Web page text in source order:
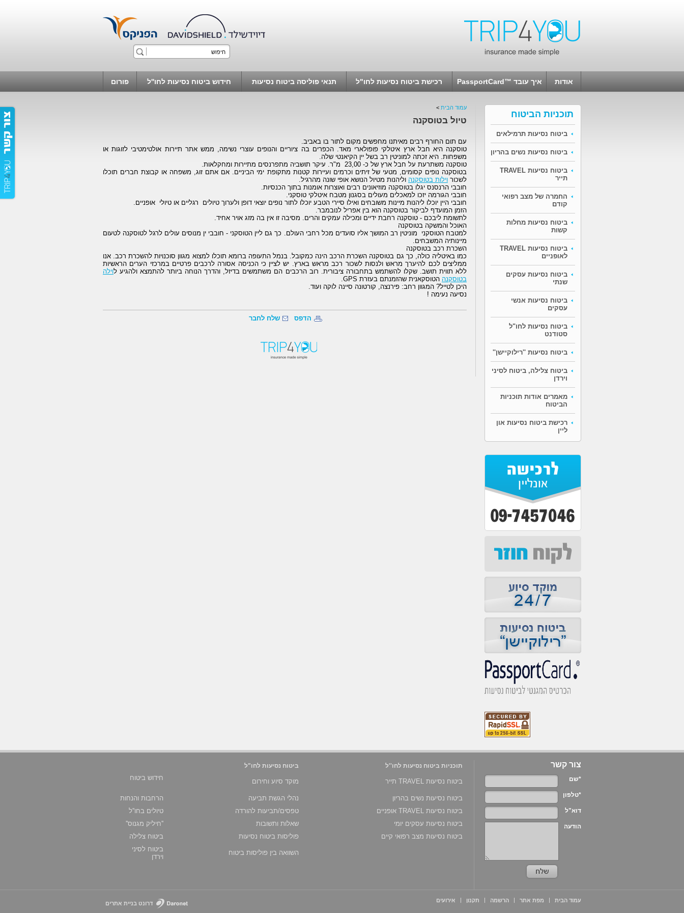
אודות איך עובד ™PassportCard רכישת ביטוח נסיעות לחו"ל תנאי פוליסה ביטוח נסיעות חידוש ביטוח נסיעות לחו''ל פורום
תוכניות הביטוח
ביטוח נסיעות תרמילאים
ביטוח נסיעות נשים בהריון
ביטוח נסיעות TRAVEL
תייר
החמרה של מצב רפואי
קודם
ביטוח נסיעות מחלות
קשות
ביטוח נסיעות TRAVEL
לאופניים
ביטוח נסיעות עסקים
שנתי
ביטוח נסיעות אנשי
עסקים
ביטוח נסיעות לחו"ל
סטודנט
ביטוח נסיעות ''רילוקיישן''
ביטוח צלילה, ביטוח לסיני
וירדן
מאמרים אודות תוכניות
הביטוח
רכישת ביטוח נסיעות און
ליין
עמוד הבית >
טיול בטוסקנה
עם תום החורף רבים מאיתנו מחפשים מקום לתור בו באביב.
טוסקנה היא חבל ארץ איטלקי פופולארי מאד. הכפרים בה ציוריים והנופים עוצרי נשימה, ממש אתר תיירות אולטימטיבי לזוגות או
משפחות. היא זכתה למוניטין רב בשל יין הקיאנטי שלה.
טוסקנה משתרעת על חבל ארץ של כ- 23,00 מ"ר. עיקר תושביה מתפרנסים מתיירות ומחקלאות.
בטוסקנה נופים קסומים, מטעי של זיתים וכרמים ועיירות קטנות מתקופת ימי הביניים. אם אתם זוג, משפחה או קבוצת חברים תוכלו
לשכור וילות בטוסקנה וליהנות מטיול הנושא אופי שונה מהרגיל.
חובבי הרנסנס יגלו בטוסקנה מוזיאונים רבים ואוצרות אומנות בתוך הכנסיות.
חובבי הגורמה יזכו למאכלים מעולים בסגנון מטבח איטלקי טוסקני.
חובבי היין יוכלו ליהנות מיינות משובחים ואילו סיירי הטבע יוכלו לתור נופים יוצאי דופן ולערוך טיולים רגליים או טיולי אופניים.
הזמן המועדף לביקור בטוסקנה הוא בין אפריל לנובמבר.
לתשומת ליבכם - טוסקנה רחבת ידיים ומכילה עמקים והרים. מסיבה זו אין בה מזג אויר אחיד.
האוכל והמשקה בטוסקנה
למטבח הטוסקני מוניטין רב המושך אליו סועדים מכל רחבי העולם. כך גם ליין הטוסקני - חובבי ין מנוסים עולים לרגל לטוסקנה לטעום
מיינותיה המשבחים.
השכרת רכב בטוסקנה
כמו באיטליה כולה, כך גם בטוסקנה השכרת הרכב הינה כמקובל. בנמל התעופה ברומא תוכלו למצוא מגוון סוכנויות להשכרת רכב. אנו
ממליצים לכם להיערך מראש ולנסות לשכור רכב מראש בארץ. יש לציין כי הכניסה אסורה לרכבים פרטיים במרכזי הערים הראשיות
ללא תווית תושב. שקלו להשתמש בתחבורה ציבורית. רוב הרכבים הם משתמשים בדיזל, והדרך הנוחה ביותר להתמצא ולהגיע לוילה
בטוסקנה הטוסקאנית שהזמנתם בעזרת GPS.
היכן לטייל? המגוון רחב: פירנצה, קורטונה סיינה לוקה ועוד.
נסיעה נעימה !
הדפס שלח לחבר
צור קשר
*שם
*טלפון
דוא"ל
הודעה
תוכניות ביטוח נסיעות לחו''ל ביטוח נסיעות לחו"ל
ביטוח נסיעות TRAVEL תייר מוקד סיוע וחירום חידוש ביטוח
ביטוח נסיעות נשים בהריון נהלי הגשת תביעה
הרחבות והנחות
ביטוח נסיעות TRAVEL אופניים
טפסים/תביעות להורדה
טיולים בחו''ל
ביטוח נסיעות עסקים יומי
שאלות ותשובות
''חיליק מגנוס''
ביטוח נסיעות מצב רפואי קיים
פוליסות ביטוח נסיעות ביטוח צלילה
השוואה בין פוליסות ביטוח
ביטוח לסיני
וירדן
דרונט בניית אתרים עמוד הבית מפת אתר הרשמה תקנון אירועים